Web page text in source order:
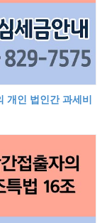
개인 법인간 과세비